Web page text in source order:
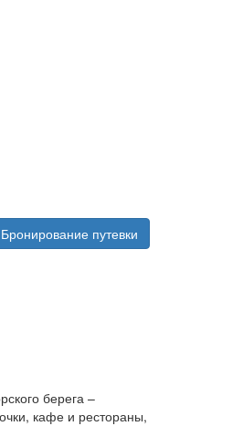
Бронирование путевки
берега –
кафе и рестораны,